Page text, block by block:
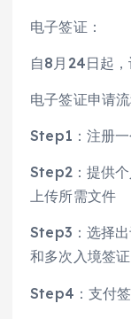
电子签证：
自8月24日起
电子签证申请
Step1：注册一
Step2：提供个
上传所需文件
Step3：选择出
和多次入境签证
Step4：支付签